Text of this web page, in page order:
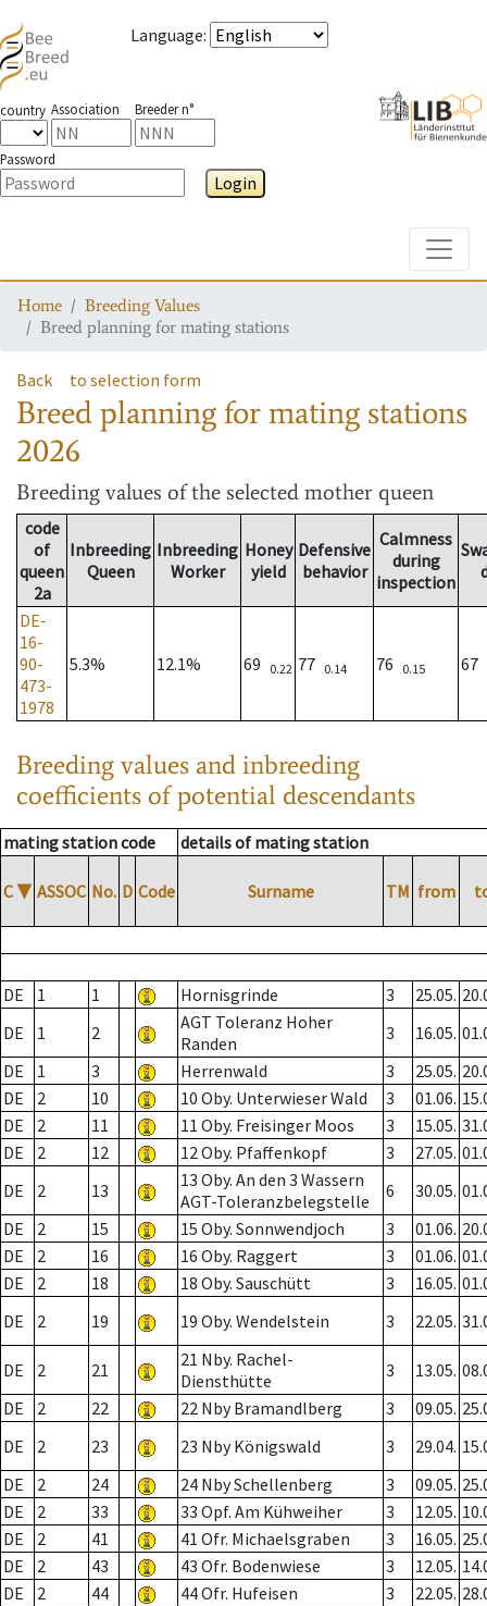
Language:
country Association Breeder n°
Password
Login
Home
Breeding Values
Breed planning for mating stations
Back to selection form
Breed planning for mating stations
2026
Breeding values of the selected mother queen
code
of
queen
2a
Inbreeding
Queen
Inbreeding
Worker
Honey
yield
Defensive
behavior
Calmness
during
inspection
DE-
16-
90-
473-
1978
5.3% 12.1% 69 0.22 77 0.14 76 0.15 67
Breeding values and inbreeding
coefficients of potential descendants
mating station code details of mating station
C ▼ ASSOC No. D Code Surname TM from
DE 1 1 Hornisgrinde 3 25.05.
DE
1 2
AGT Toleranz Hoher
Randen
3 16.05.
DE
1 3 Herrenwald 3 25.05.
DE
2 10 10 Oby. Unterwieser Wald 3 01.06.
DE
2 11 11 Oby. Freisinger Moos 3 15.05.
DE
2 12 12 Oby. Pfaffenkopf 3 27.05.
DE
2 13
13 Oby. An den 3 Wassern
AGT-Toleranzbelegstelle
6 30.05.
DE
2 15 15 Oby. Sonnwendjoch 3 01.06.
DE
2 16 16 Oby. Raggert 3 01.06.
DE
2 18 18 Oby. Sauschütt 3 16.05.
DE
2 19 19 Oby. Wendelstein 3 22.05.
DE 2 21
21 Nby. Rachel-
Diensthütte
3 13.05.
DE
2 22 22 Nby Bramandlberg 3 09.05.
DE
2 23 23 Nby Königswald 3 29.04.
DE
2 24 24 Nby Schellenberg 3 09.05.
DE
2 33 33 Opf. Am Kühweiher 3 12.05.
DE
2 41 41 Ofr. Michaelsgraben 3 16.05.
DE
2 43 43 Ofr. Bodenwiese 3 12.05.
DE
2 44 44 Ofr. Hufeisen 3 22.05.